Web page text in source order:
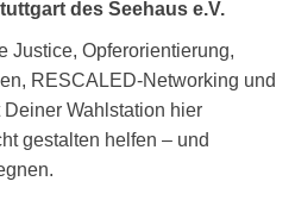
des Seehaus e.V.
Justice, Opferorientierung,
RESCALED-Networking und
Wahlstation hier
gestalten helfen – und